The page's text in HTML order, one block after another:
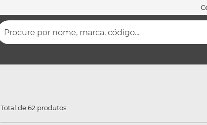
Procure por nome, marca, código...
Total de 62 produtos